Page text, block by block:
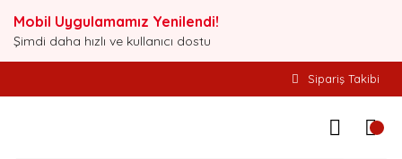
Mobil Uygulamamız Yenilendi!
Şimdi daha hızlı ve kullanıcı dostu
Sipariş Takibi